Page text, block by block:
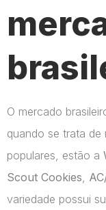
O mercado
quando se trata de
populares, estão a
Scout Cookies
variedade possui